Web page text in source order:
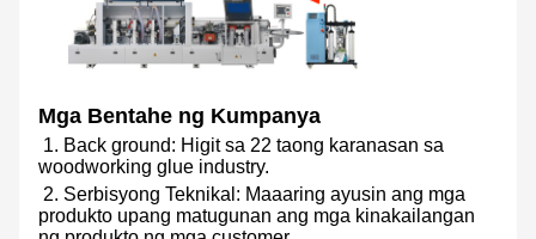
Mga Bentahe ng Kumpanya
1. Back ground: Higit sa 22 taong karanasan sa
woodworking glue industry.
2. Serbisyong Teknikal: Maaaring ayusin ang mga
produkto upang matugunan ang mga kinakailangan